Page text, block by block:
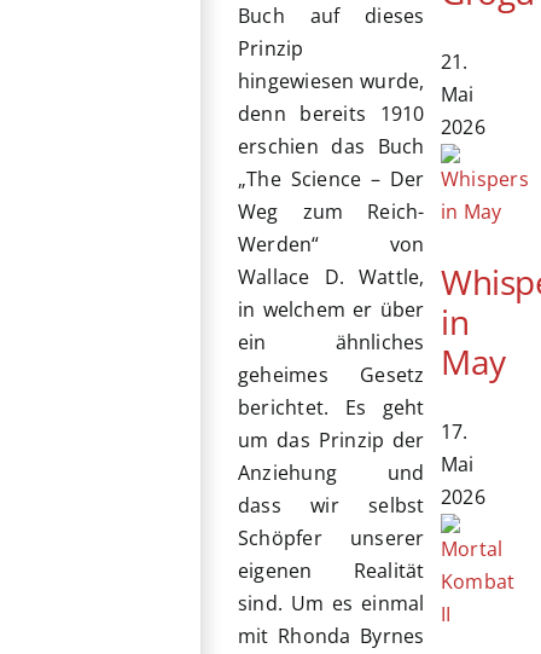
Buch auf dieses
Prinzip
hingewiesen wurde,
denn bereits 1910
erschien das Buch
„The Science – Der
Weg zum Reich-
Werden“ von
Wallace D. Wattle,
in welchem er über
ein ähnliches
geheimes Gesetz
berichtet. Es geht
um das Prinzip der
Anziehung und
dass wir selbst
Schöpfer unserer
eigenen Realität
sind. Um es einmal
mit Rhonda Byrnes
21.
Mai
2026
in
May
17.
Mai
2026